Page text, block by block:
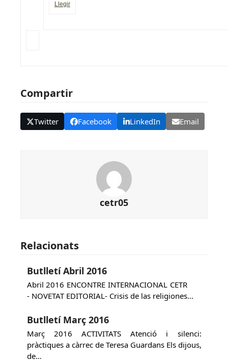
Llegir
Compartir
Twitter Facebook LinkedIn Email
cetr05
Relacionats
Butlletí Abril 2016
Abril 2016 ENCONTRE INTERNACIONAL CETR
- NOVETAT EDITORIAL- Crisis de las religiones…
Butlletí Març 2016
Març 2016 ACTIVITATS Atenció i silenci:
pràctiques a càrrec de Teresa Guardans Els dijous,
de…